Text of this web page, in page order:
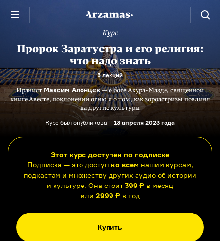
Курс
Пророк Заратустра и его религия:
что надо знать
5 лекций
ИранистМаксим Алонцев— о боге Ахура-Мазде, священной
книге Авесте, поклонении огню и о том, как зороастризм повлиял
на другие культуры
Курс был опубликован 13 апреля 2023 года
Этот курс доступен по подписке
Подписка — это доступ ко всем нашим курсам,
подкастам и множеству других аудио об истории
и культуре. Она стоит399 ₽ в месяц
или 2999 ₽в год
Купить